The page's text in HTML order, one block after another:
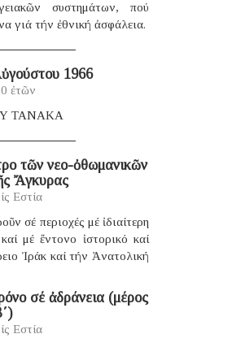
συστημάτων, πού
γιά τήν ἐθνική ἀσφάλεια.
1966
ἐτῶν
ΤΑΝΑΚΑ
τῶν νεο-ὀθωμανικῶν
Ἄγκυρας
Εστία
σέ περιοχές μέ ἰδιαίτερη
μέ ἔντονο ἱστορικό καί
Ἰράκ καί τήν Ἀνατολική
σέ ἀδράνεια (μέρος
Εστία